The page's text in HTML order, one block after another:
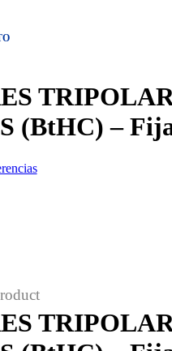
(BtHC) –